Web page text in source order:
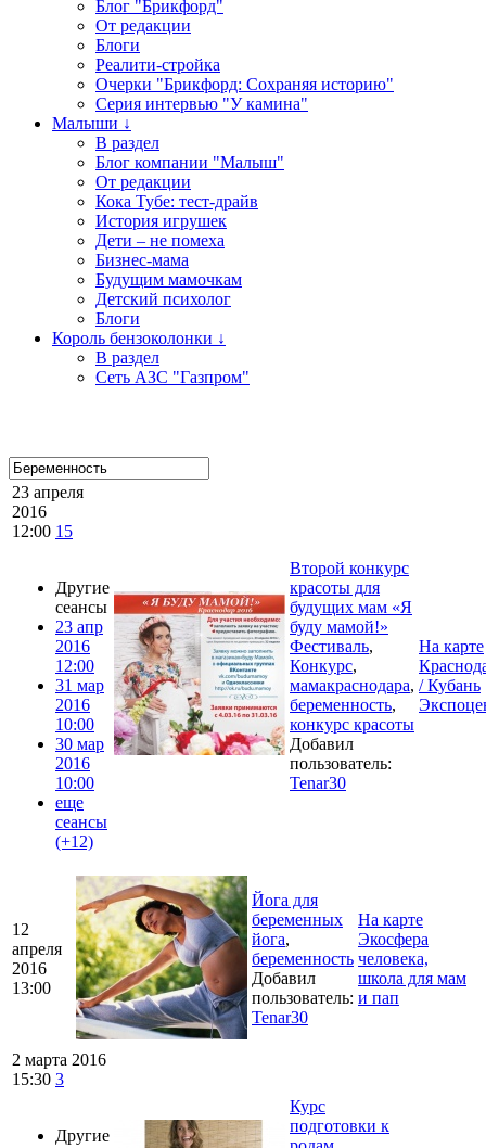
Блог "Брикфорд"
От редакции
Блоги
Реалити-стройка
Очерки "Брикфорд: Сохраняя историю"
Серия интервью "У камина"
Малыши ↓
В раздел
Блог компании "Малыш"
От редакции
Кока Тубе: тест-драйв
История игрушек
Дети – не помеха
Бизнес-мама
Будущим мамочкам
Детский психолог
Блоги
Король бензоколонки ↓
В раздел
Сеть АЗС "Газпром"
23 апреля
2016
12:00 15
Другие
сеансы
23 апр
2016
12:00
31 мар
2016
10:00
30 мар
2016
10:00
еще
сеансы
(+12)
Второй конкурс
красоты для
будущих мам «Я
буду мамой!»
Фестиваль,
Конкурс,
мамакраснодара,
беременность,
конкурс красоты
Добавил
пользователь:
Tenar30
На карте
/ Кубань
12
апреля
2016
13:00
Йога для
беременных
йога,
беременность
Добавил
пользователь:
Tenar30
На карте
Экосфера
человека,
школа для мам
и пап
2 марта 2016
15:30 3
Другие
Курс
подготовки к